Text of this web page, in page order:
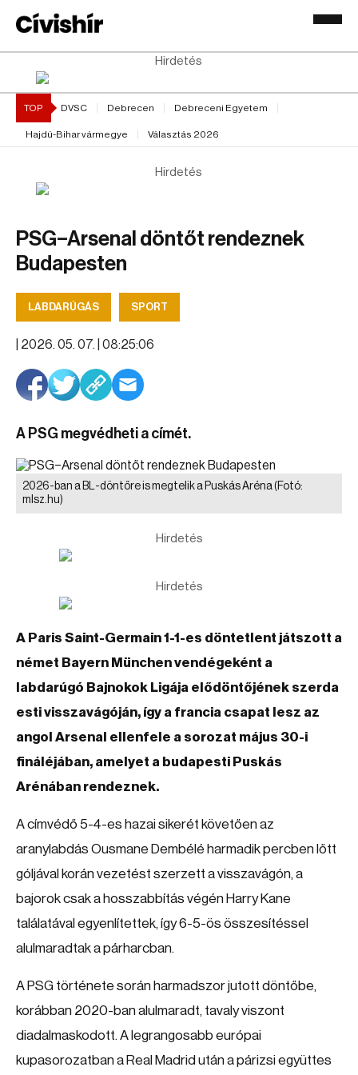
Hirdetés
TOP DVSC Debrecen Debreceni Egyetem
Hajdú-Bihar vármegye Választás 2026
Hirdetés
PSG–Arsenal döntőt rendeznek
Budapesten
LABDARÚGÁS SPORT
2026. 05. 07. | 08:25:06
A PSG megvédheti a címét.
2026-ban a BL-döntőre is megtelik a Puskás Aréna(Fotó:
mlsz.hu)
Hirdetés
Hirdetés
A Paris Saint-Germain 1-1-es döntetlent játszott a
német Bayern München vendégeként a
labdarúgó Bajnokok Ligája elődöntőjének szerda
esti visszavágóján, így a francia csapat lesz az
angol Arsenal ellenfele a sorozat május 30-i
fináléjában, amelyet a budapesti Puskás
Arénában rendeznek.
A címvédő 5-4-es hazai sikerét követően az
aranylabdás Ousmane Dembélé harmadik percben lőtt
góljával korán vezetést szerzett a visszavágón, a
bajorok csak a hosszabbítás végén Harry Kane
találatával egyenlítettek, így 6-5-ös összesítéssel
alulmaradtak a párharcban.
A PSG története során harmadszor jutott döntőbe,
korábban 2020-ban alulmaradt, tavaly viszont
diadalmaskodott. A legrangosabb európai
kupasorozatban a Real Madrid után a párizsi együttes